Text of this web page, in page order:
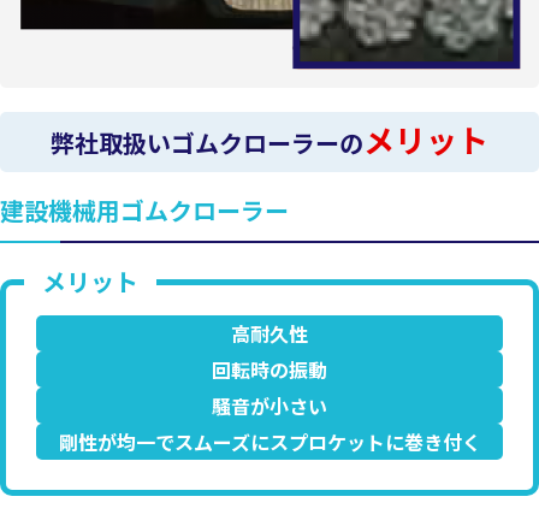
弊社取扱いゴムクローラーのメリット
建設機械用ゴムクローラー
高耐久性
回転時の振動
騒音が小さい
剛性が均一でスムーズにスプロケットに巻き付く